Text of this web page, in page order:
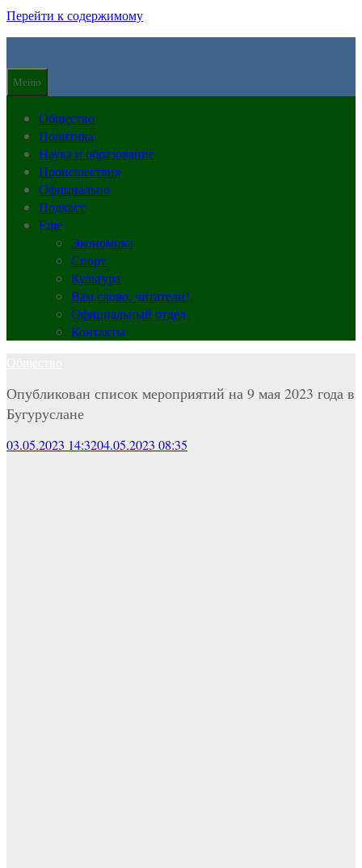
Перейти к содержимому
Меню
Общество
Политика
Наука и образование
Происшествия
Официально
Подкаст
Еще
Экономика
Спорт
Культура
Вам слово, читатели!
Официальный отдел
Контакты
Опубликован список мероприятий на 9 мая 2023 года в
Бугуруслане
03.05.2023 14:3204.05.2023 08:35